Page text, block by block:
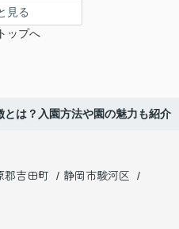
見る
ップへ
は？入園方法や園の魅力も紹介
郡吉田町
静岡市駿河区